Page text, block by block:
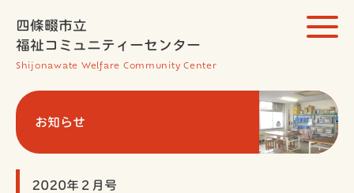
四條畷市立
福祉コミュニティーセンター
Shijonawate Welfare Community Center
お知らせ
2020年２月号